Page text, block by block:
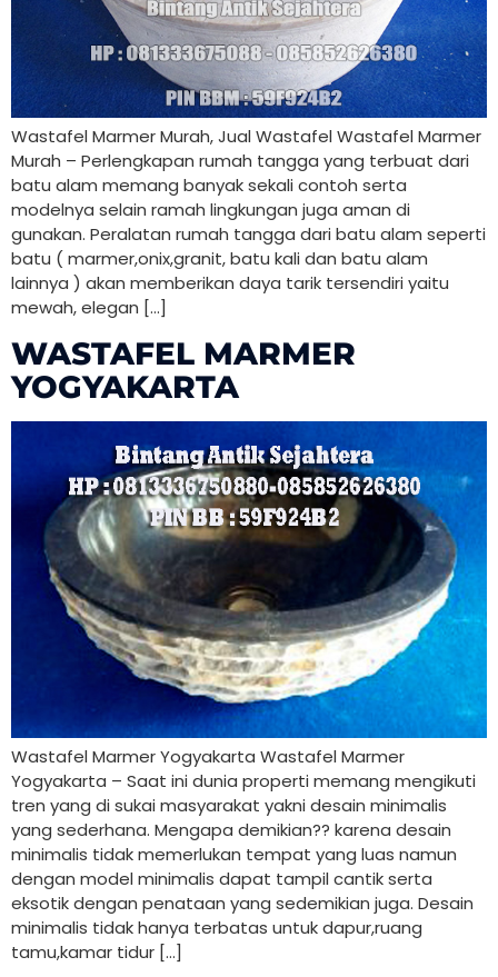
Wastafel Marmer Murah, Jual Wastafel Wastafel Marmer
Murah – Perlengkapan rumah tangga yang terbuat dari
batu alam memang banyak sekali contoh serta
modelnya selain ramah lingkungan juga aman di
gunakan. Peralatan rumah tangga dari batu alam seperti
batu ( marmer,onix,granit, batu kali dan batu alam
lainnya ) akan memberikan daya tarik tersendiri yaitu
mewah, elegan […]
WASTAFEL MARMER
YOGYAKARTA
Wastafel Marmer Yogyakarta Wastafel Marmer
Yogyakarta – Saat ini dunia properti memang mengikuti
tren yang di sukai masyarakat yakni desain minimalis
yang sederhana. Mengapa demikian?? karena desain
minimalis tidak memerlukan tempat yang luas namun
dengan model minimalis dapat tampil cantik serta
eksotik dengan penataan yang sedemikian juga. Desain
minimalis tidak hanya terbatas untuk dapur,ruang
tamu,kamar tidur […]